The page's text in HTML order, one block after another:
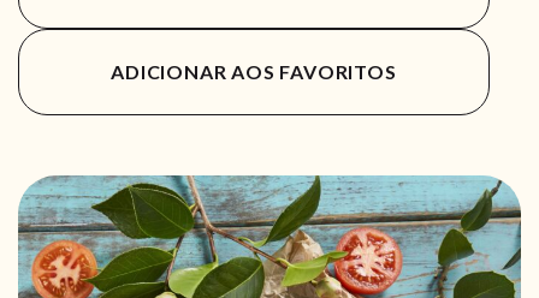
ADICIONAR AOS FAVORITOS